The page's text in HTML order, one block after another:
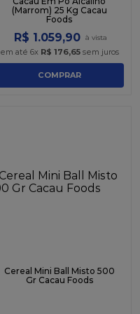
(Marrom) 25 Kg Cacau
Foods
R$ 1.059,90
em até 6x R$ 176,65sem juros
COMPRAR
Cereal Mini Ball Misto 500
Gr Cacau Foods